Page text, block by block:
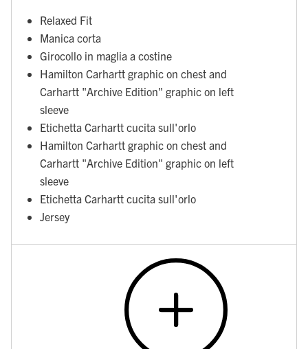
Relaxed Fit
Manica corta
Girocollo in maglia a costine
Hamilton Carhartt graphic on chest and
Carhartt "Archive Edition" graphic on left
sleeve
Etichetta Carhartt cucita sull'orlo
Hamilton Carhartt graphic on chest and
Carhartt "Archive Edition" graphic on left
sleeve
Etichetta Carhartt cucita sull'orlo
Jersey